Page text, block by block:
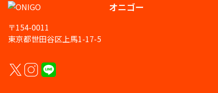
オニゴー
〒154-0011
東京都世田谷区上馬1-17-5